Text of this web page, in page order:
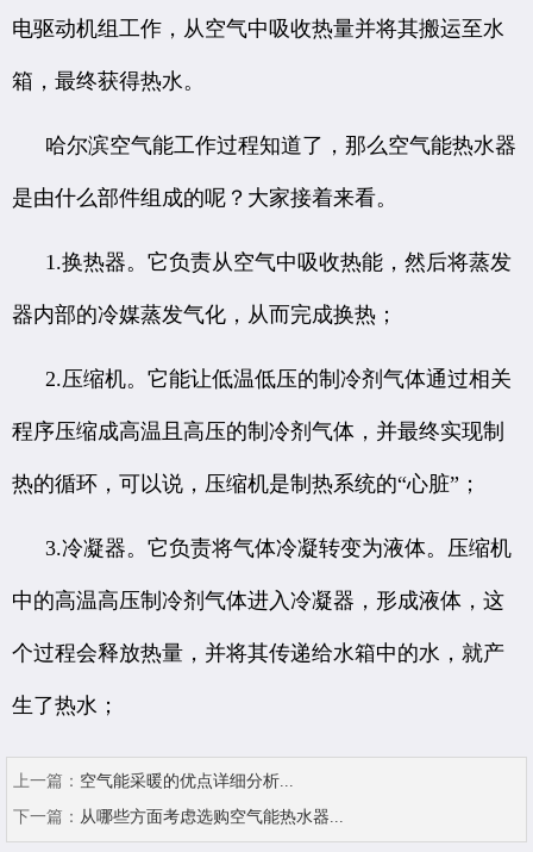
电驱动机组工作，从空气中吸收热量并将其搬运至水
箱，最终获得热水。
哈尔滨空气能工作过程知道了，那么空气能热水器
是由什么部件组成的呢？大家接着来看。
1.换热器。它负责从空气中吸收热能，然后将蒸发
器内部的冷媒蒸发气化，从而完成换热；
2.压缩机。它能让低温低压的制冷剂气体通过相关
程序压缩成高温且高压的制冷剂气体，并最终实现制
热的循环，可以说，压缩机是制热系统的“心脏”；
3.冷凝器。它负责将气体冷凝转变为液体。压缩机
中的高温高压制冷剂气体进入冷凝器，形成液体，这
个过程会释放热量，并将其传递给水箱中的水，就产
生了热水；
上一篇： 空气能采暖的优点详细分析...
下一篇： 从哪些方面考虑选购空气能热水器...